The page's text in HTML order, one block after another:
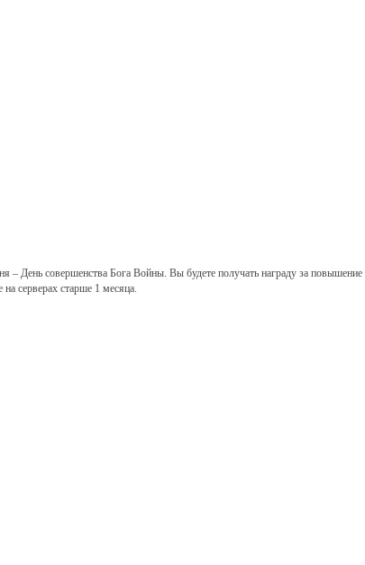
– День совершенства Бога Войны. Вы будете получать награду за
серверах старше 1 месяца.